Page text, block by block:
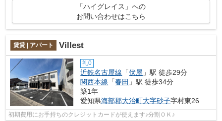
「ハイグレイス」への
お問い合わせはこちら
賃貸 | アパート Villest
礼0
近鉄名古屋線 「伏屋 」駅 徒歩29分
関西本線 「春田 」駅 徒歩34分
築1年
愛知県海部郡大治町大字砂子字村東26
初期費用にお手持ちのクレジットカードが使えます♪分割ＯＫ♪